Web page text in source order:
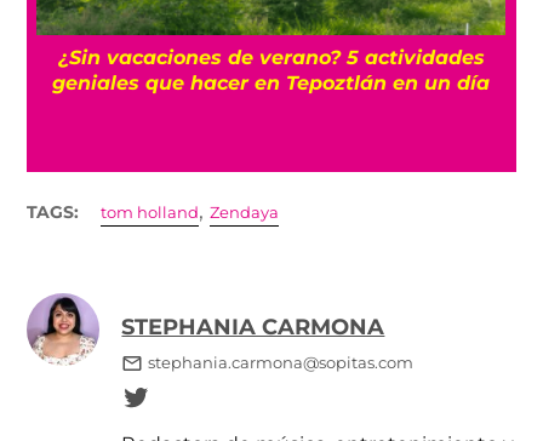
La historia oculta del barrio Romita, uno de
los más misteriosos de la CDMX
TAGS: tom holland,Zendaya
STEPHANIA CARMONA
stephania.carmona@sopitas.com